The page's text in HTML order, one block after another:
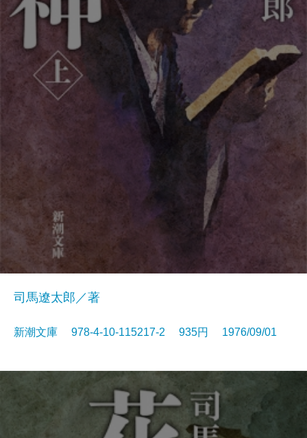
司馬遼太郎／著
新潮文庫 978-4-10-115217-2 935円 1976/09/01